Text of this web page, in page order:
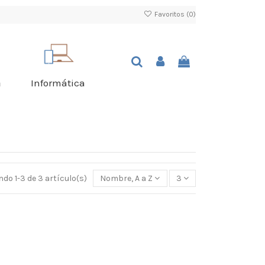
Favoritos (0)
Informática
1-3 de 3 artículo(s) Nombre, A a Z 3